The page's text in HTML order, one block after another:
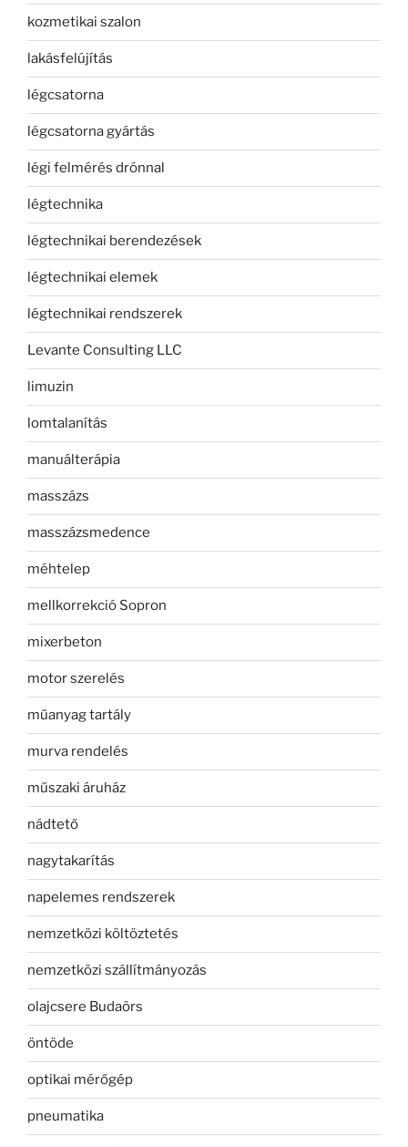
kozmetikai szalon
lakásfelújítás
légcsatorna
légcsatorna gyártás
légi felmérés drónnal
légtechnika
légtechnikai berendezések
légtechnikai elemek
légtechnikai rendszerek
Levante Consulting LLC
limuzin
lomtalanítás
manuálterápia
masszázs
masszázsmedence
méhtelep
mellkorrekció Sopron
mixerbeton
motor szerelés
műanyag tartály
murva rendelés
műszaki áruház
nádtető
nagytakarítás
napelemes rendszerek
nemzetközi költöztetés
nemzetközi szállítmányozás
olajcsere Budaörs
öntöde
optikai mérőgép
pneumatika